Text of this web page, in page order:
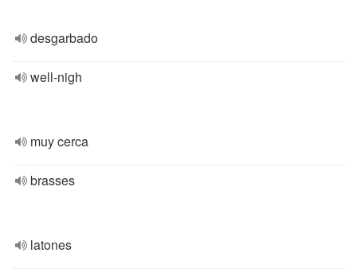
desgarbado
well-nigh
muy cerca
brasses
latones